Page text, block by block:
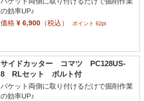
の効率UP♪
価格¥ 6,900（税込） ポイント 62pt
サイドカッター コマツ PC128US-
8 RLセット ボルト付
バケット両側に取り付けるだけで掘削作業
の効率UP♪